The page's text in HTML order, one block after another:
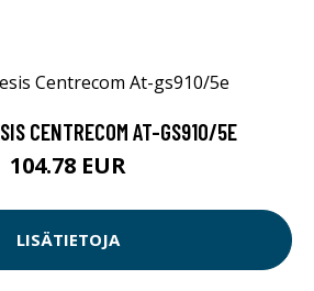
CENTRECOM AT-GS910/5E
104.78 EUR
LISÄTIETOJA